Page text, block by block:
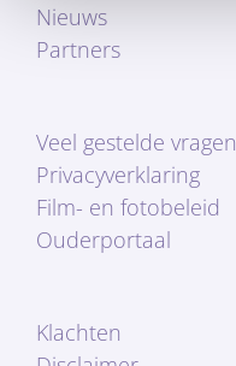
Nieuws
Partners
Veel gestelde vragen
Privacyverklaring
Film- en fotobeleid
Ouderportaal
Klachten